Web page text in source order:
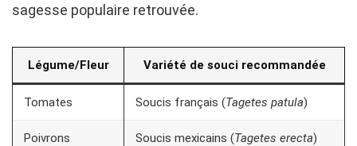
sagesse populaire retrouvée.
Légume/Fleur Variété de souci recommandée
Tomates Soucis français (Tagetes patula)
Poivrons Soucis mexicains (Tagetes erecta)